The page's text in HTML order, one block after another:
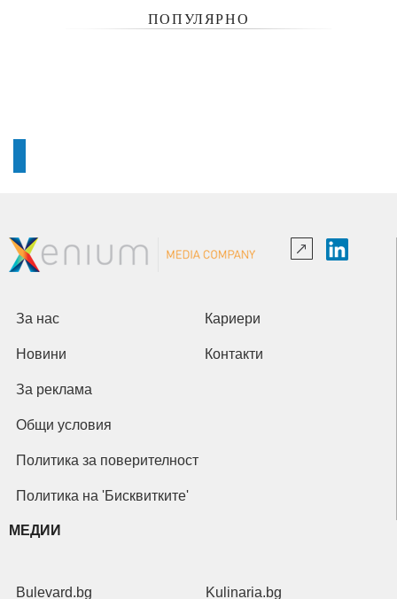
ПОПУЛЯРНО
За нас Кариери
Новини Контакти
За реклама
Общи условия
Политика за поверителност
Политика на 'Бисквитките'
МЕДИИ
Bulevard.bg Kulinaria.bg